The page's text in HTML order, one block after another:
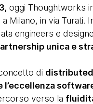
oggi Thoughtworks
a Milano, in via
engineers e
unica e
di distributed
verso la